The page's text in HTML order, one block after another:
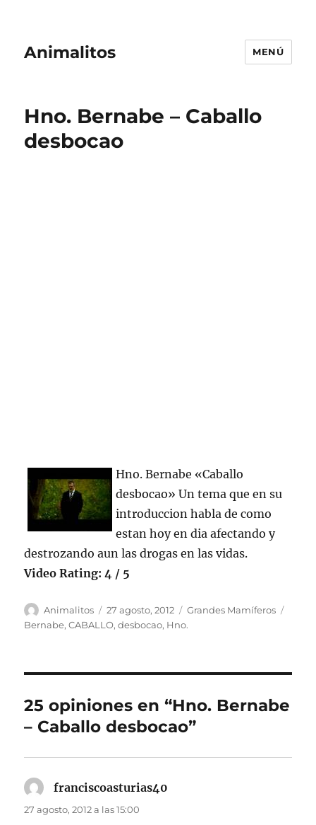
Animalitos MENÚ
Hno. Bernabe – Caballo
desbocao
Hno. Bernabe «Caballo
desbocao» Un tema que en su
introduccion habla de como
estan hoy en dia afectando y
destrozando aun las drogas en las vidas.
Video Rating: 4 / 5
Autor
Animalitos
Publicado
el
27 agosto, 2012 Categorías
Grandes Mamíferos
Bernabe,CABALLO,desbocao, Hno.
25 opiniones en “Hno. Bernabe
– Caballo desbocao”
franciscoasturias40
27 agosto, 2012 a las 15:00